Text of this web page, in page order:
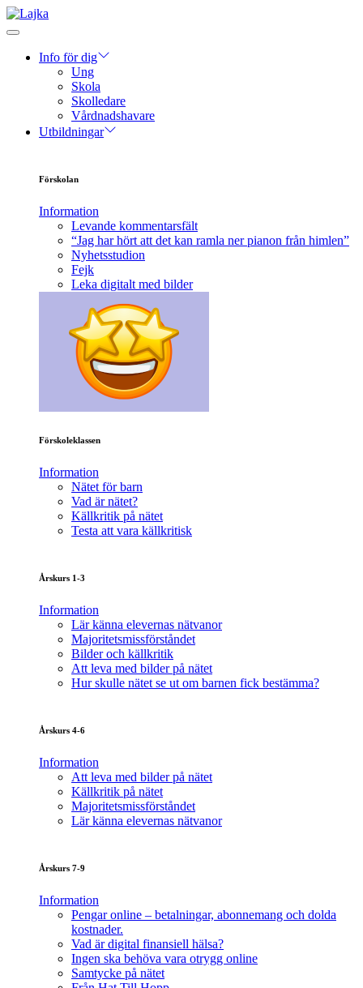
Info för dig
Ung
Skola
Skolledare
Vårdnadshavare
Utbildningar
Förskolan
Information
Levande kommentarsfält
“Jag har hört att det kan ramla ner pianon från himlen”
Nyhetsstudion
Fejk
Leka digitalt med bilder
Förskoleklassen
Information
Nätet för barn
Vad är nätet?
Källkritik på nätet
Testa att vara källkritisk
Årskurs 1-3
Information
Lär känna elevernas nätvanor
Majoritetsmissförståndet
Bilder och källkritik
Att leva med bilder på nätet
Hur skulle nätet se ut om barnen fick bestämma?
Årskurs 4-6
Information
Att leva med bilder på nätet
Källkritik på nätet
Majoritetsmissförståndet
Lär känna elevernas nätvanor
Årskurs 7-9
Information
Pengar online – betalningar, abonnemang och dolda
kostnader.
Vad är digital finansiell hälsa?
Ingen ska behöva vara otrygg online
Samtycke på nätet